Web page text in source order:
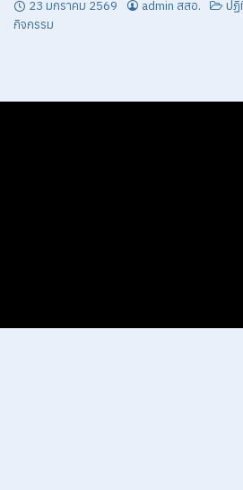
23 มกราคม 2569 admin สสอ. ปฏิ
กิจกรรม